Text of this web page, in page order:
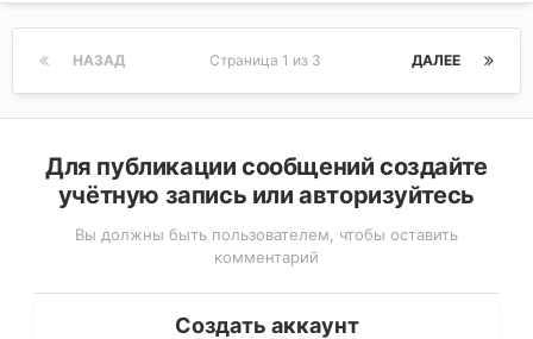
НАЗАД ДАЛЕЕ
Страница 1 из 3
Для публикации сообщений создайте
учётную запись или авторизуйтесь
Вы должны быть пользователем, чтобы оставить
комментарий
Создать аккаунт